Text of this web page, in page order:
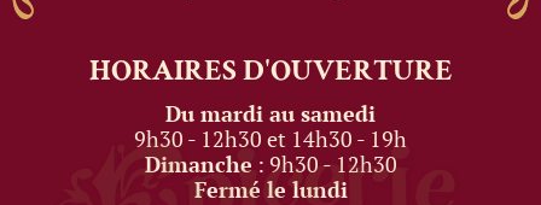
HORAIRESD'OUVERTURE
Du mardi au samedi
9h30 - 12h30 et 14h30 - 19h
Dimanche : 9h30 - 12h30
Fermé le lundi